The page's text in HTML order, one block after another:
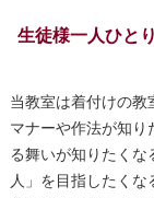
生徒様一人ひと
当教室は着付けの教
マナーや作法が知り
る舞いが知りたくな
人」を目指したく